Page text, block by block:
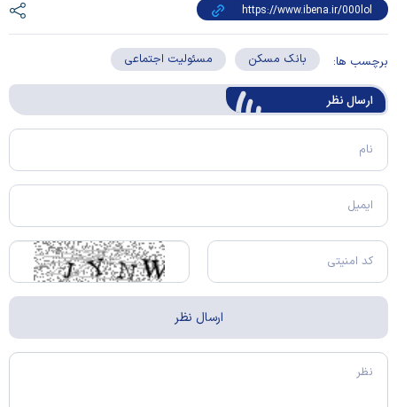
برچسب ها: بانک مسکن مسئولیت اجتماعی
ارسال‌ نظر